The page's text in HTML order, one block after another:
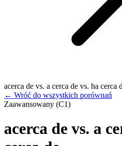
acerca de vs. a cerca de vs. ha cerca
← Wróć do wszystkich porównań
Zaawansowany (C1)
acerca de vs. a